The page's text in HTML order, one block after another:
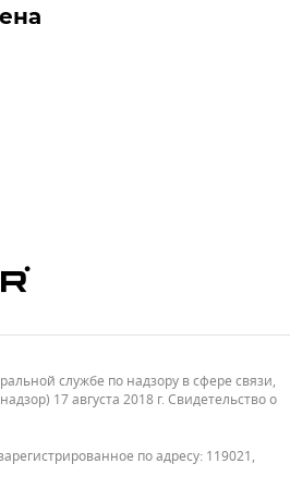
службе по надзору в сфере связи,
17 августа 2018 г. Свидетельство о
по адресу: 119021,